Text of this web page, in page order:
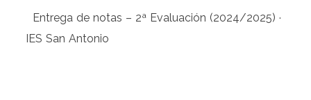
Entrega de notas – 2ª Evaluación (2024/2025) ·
IES San Antonio